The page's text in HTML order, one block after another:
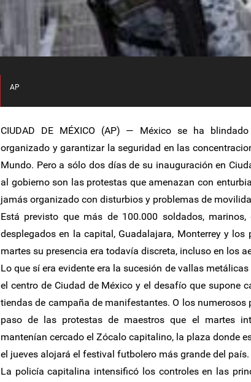
AP
CIUDAD DE MÉXICO (AP) — México se ha
organizado y garantizar la seguridad en las
Mundo. Pero a sólo dos días de su inauguración en
al gobierno son las protestas que amenazan con
jamás organizado con disturbios y problemas de
Está previsto que más de 100.000 soldados,
desplegados en la capital, Guadalajara, Monterrey y los
martes su presencia era todavía discreta, incluso en los
Lo que sí era evidente era la sucesión de vallas
el centro de Ciudad de México y el desafío que supone
tiendas de campaña de manifestantes. O los numerosos
paso de las protestas de maestros que el martes
mantenían cercado el Zócalo capitalino, la plaza donde
el jueves alojará el festival futbolero más grande del país.
La policía capitalina intensificó los controles en las